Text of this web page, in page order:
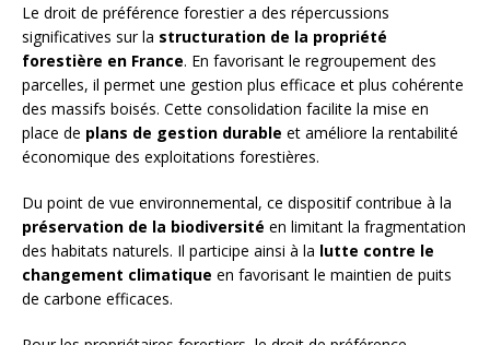
Le droit de préférence forestier a des répercussions
significatives sur la structuration de la propriété
forestière en France. En favorisant le regroupement des
parcelles, il permet une gestion plus efficace et plus cohérente
des massifs boisés. Cette consolidation facilite la mise en
place de plans de gestion durable et améliore la rentabilité
économique des exploitations forestières.
Du point de vue environnemental, ce dispositif contribue à la
préservation de la biodiversité en limitant la fragmentation
des habitats naturels. Il participe ainsi à la lutte contre le
changement climatique en favorisant le maintien de puits
de carbone efficaces.